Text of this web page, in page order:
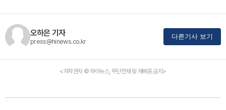
오하은 기자
press@hinews.co.kr
다른기사 보기
<저작권자 © 하이뉴스, 무단전재 및 재배포 금지>